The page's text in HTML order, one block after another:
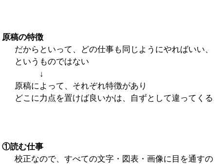
原稿の特徴
だからといって、どの仕事も同じようにやればいい、
というものではない
↓
原稿によって、それぞれ特徴があり
どこに力点を置けば良いかは、自ずとして違ってくる
①読む仕事
校正なので、すべての文字・図表・画像に目を通すの